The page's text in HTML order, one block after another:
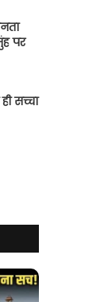
पर
सच्चा